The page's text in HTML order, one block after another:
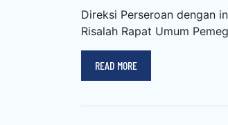
Direksi Perseroan dengan
Risalah Rapat Umum
READ MORE